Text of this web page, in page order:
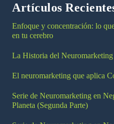
Artículos
Enfoque y concentración: lo
en tu cerebro
La Historia del Neuromarketing
El neuromarketing que aplica
Serie de Neuromarketing en
Planeta (Segunda Parte)